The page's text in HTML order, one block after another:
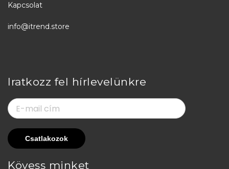
Kapcsolat
info@itrend.store
Iratkozz fel hírlevelünkre
Kövess minket